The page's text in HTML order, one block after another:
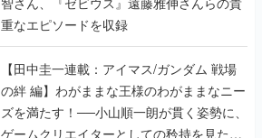
重なエピソードを収録
【田中圭一連載：アイマス/ガンダム 戦場
の絆 編】わがままな王様のわがままなニー
ズを満たす！──小山順一朗が貫く姿勢に、
ゲームクリエイターとしての矜持を見た